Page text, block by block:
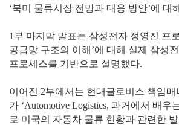
‘북미 물류시장 전망과 대응 방안’에 대
1부 마지막 발표는 삼성전자 정영진 프
공급망 구조의 이해’에 대해 실제 삼성
프로세스를 기반으로 설명했다.
이어진 2부에서는 현대글로비스 책임
가 ‘Automotive Logistics, 과거에서 배우
로 미국의 자동차 물류 현황과 관련한